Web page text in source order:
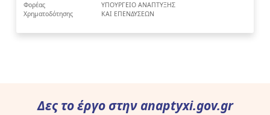
Φορέας
Χρηματοδότησης
ΥΠΟΥΡΓΕΙΟ ΑΝΑΠΤΥΞΗΣ
ΚΑΙ ΕΠΕΝΔΥΣΕΩΝ
Δες το έργο στην anaptyxi.gov.gr